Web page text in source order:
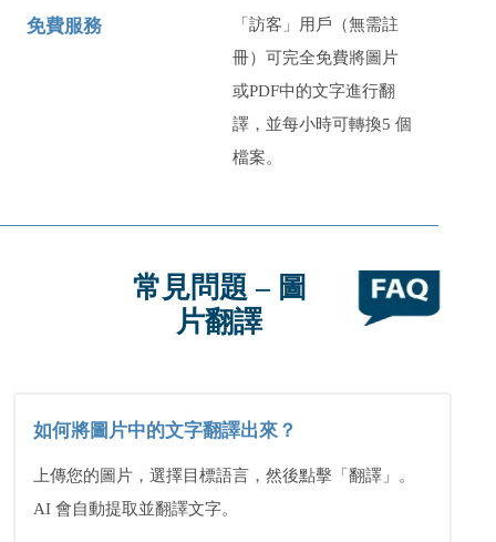
免費服務
「訪客」用戶（無需註
冊）可完全免費將圖片
或PDF中的文字進行翻
譯，並每小時可轉換5 個
檔案。
常見問題 – 圖
片翻譯
如何將圖片中的文字翻譯出來？
上傳您的圖片，選擇目標語言，然後點擊「翻譯」。
AI 會自動提取並翻譯文字。